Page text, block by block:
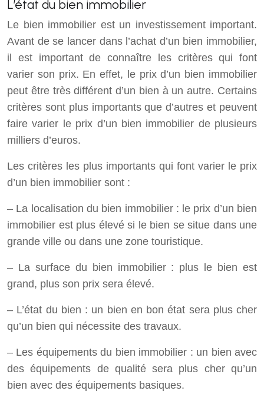
L’état du bien immobilier
Le bien immobilier est un investissement important.
Avant de se lancer dans l’achat d’un bien immobilier,
il est important de connaître les critères qui font
varier son prix. En effet, le prix d’un bien immobilier
peut être très différent d’un bien à un autre. Certains
critères sont plus importants que d’autres et peuvent
faire varier le prix d’un bien immobilier de plusieurs
milliers d’euros.
Les critères les plus importants qui font varier le prix
d’un bien immobilier sont :
– La localisation du bien immobilier : le prix d’un bien
immobilier est plus élevé si le bien se situe dans une
grande ville ou dans une zone touristique.
– La surface du bien immobilier : plus le bien est
grand, plus son prix sera élevé.
– L’état du bien : un bien en bon état sera plus cher
qu’un bien qui nécessite des travaux.
– Les équipements du bien immobilier : un bien avec
des équipements de qualité sera plus cher qu’un
bien avec des équipements basiques.